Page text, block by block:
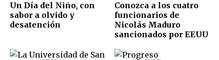
Un Día del Niño, con
sabor a olvido y
desatención
Conozca a los cuatro
funcionarios de
Nicolás Maduro
sancionados por EEUU